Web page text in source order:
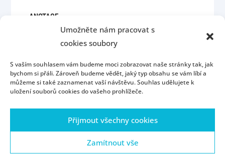
Umožněte nám pracovat s
cookies soubory
S vaším souhlasem vám budeme moci zobrazovat naše stránky tak, jak
bychom si přáli. Zároveň budeme vědět, jaký typ obsahu se vám líbí a
můžeme si také zaznamenat vaší návštěvu. Souhlas udělujete k
uložení souborů cookies do vašeho prohlížeče.
Přijmout všechny cookies
Zamítnout vše
ANOTACE
Úvod Kontakt
Konzultační hodiny
Přijímací řízení
Portál ZČU Webmail